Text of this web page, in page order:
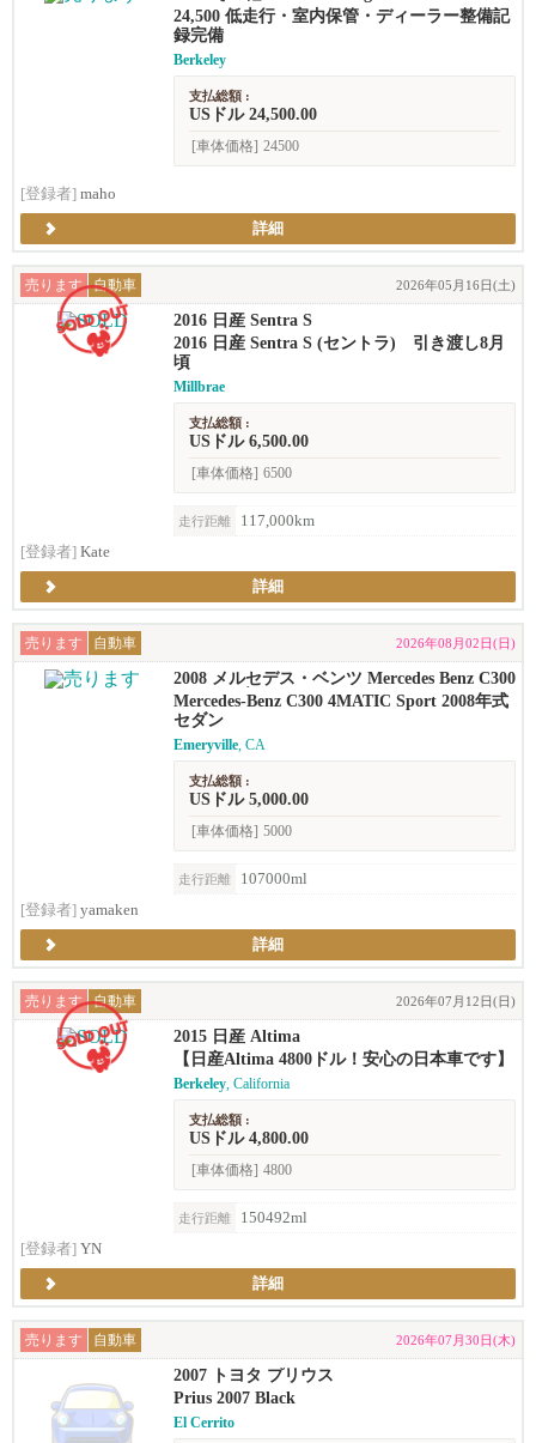
24,500 低走行・室内保管・ディーラー整備記
録完備
Berkeley
支払総額 :
USドル 24,500.00
[車体価格] 24500
[登録者] maho
詳細
売ります 自動車 2026年05月16日(土)
2016 日産 Sentra S
2016 日産 Sentra S (セントラ) 引き渡し8月
頃
Millbrae
支払総額 :
USドル 6,500.00
[車体価格] 6500
走行距離
117,000km
[登録者] Kate
詳細
売ります 自動車 2026年08月02日(日)
2008 メルセデス・ベンツ Mercedes Benz C300
sport セダン
Mercedes-Benz C300 4MATIC Sport 2008年式
セダン
Emeryville, CA
支払総額 :
USドル 5,000.00
[車体価格] 5000
走行距離
107000ml
[登録者] yamaken
詳細
売ります 自動車 2026年07月12日(日)
2015 日産 Altima
【日産Altima 4800ドル！安心の日本車です】
Berkeley, California
支払総額 :
USドル 4,800.00
[車体価格] 4800
走行距離
150492ml
[登録者] YN
詳細
売ります 自動車 2026年07月30日(木)
2007 トヨタ プリウス
Prius 2007 Black
El Cerrito